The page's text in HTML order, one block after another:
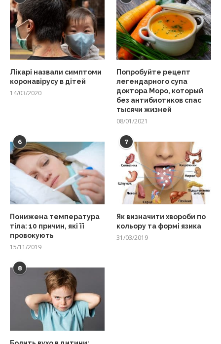
Лікарі назвали симптоми
коронавірусу в дітей
14/03/2020
Попробуйте рецепт
легендарного супа
доктора Моро, который
без антибиотиков спас
тысячи жизней
08/01/2021
6
Понижена температура
тіла: 10 причин, які її
провокують
15/11/2019
7
Як визначити хвороби по
кольору та формі язика
31/03/2019
8